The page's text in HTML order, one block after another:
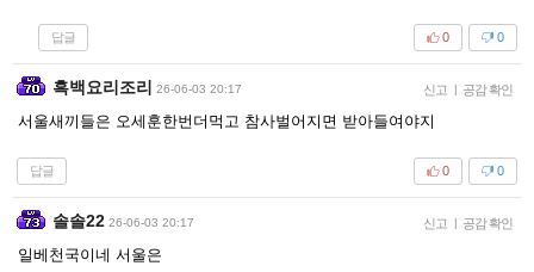
답글 0
0
흑백요리조리 26-06-03 20:17 신고 | 공감 확인
서울새끼들은 오세훈한번더먹고 참사벌어지면 받아들여야지
답글 0
0
솔솔22 26-06-03 20:17 신고 | 공감 확인
일베천국이네 서울은